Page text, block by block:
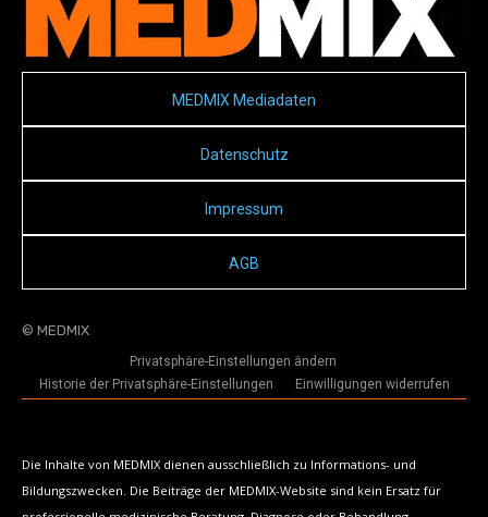
MEDMIX Mediadaten
Datenschutz
Impressum
AGB
© MEDMIX
Privatsphäre-Einstellungen ändern
Historie der Privatsphäre-Einstellungen
Einwilligungen widerrufen
Die Inhalte von MEDMIX dienen ausschließlich zu Informations- und
Bildungszwecken. Die Beiträge der MEDMIX-Website sind kein Ersatz für